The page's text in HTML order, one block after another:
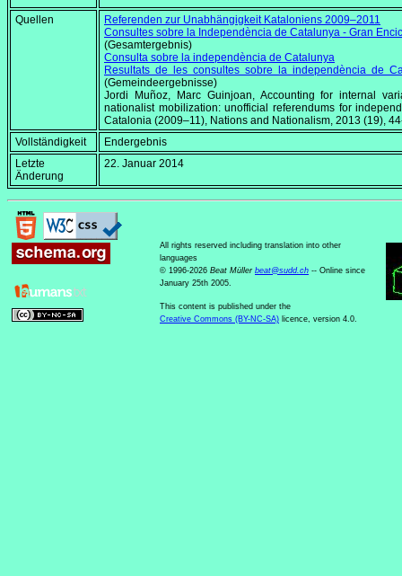
Quellen
Referenden zur Unabhängigkeit Kataloniens 2009–2011
Consultes sobre la Independència de Catalunya - Gran
(Gesamtergebnis)
Consulta sobre la independència de Catalunya
Resultats de les consultes sobre la independència de
(Gemeindeergebnisse)
Jordi Muñoz, Marc Guinjoan, Accounting for internal
nationalist mobilization: unofficial referendums for
Catalonia (2009–11), Nations and Nationalism, 2013 (19),
Vollständigkeit
Endergebnis
Letzte
Änderung
22. Januar 2014
All rights reserved including translation into other
languages
© 1996-2026 Beat Müller beat@sudd.ch -- Online since
January 25th 2005.
This content is published under the
Creative Commons (BY-NC-SA) licence, version 4.0.